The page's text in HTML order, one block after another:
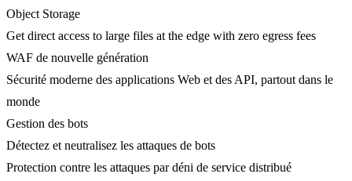
Object Storage
Get direct access to large files at the edge with zero egress fees
WAF de nouvelle génération
Sécurité moderne des applications Web et des API, partout dans le
monde
Gestion des bots
Détectez et neutralisez les attaques de bots
Protection contre les attaques par déni de service distribué